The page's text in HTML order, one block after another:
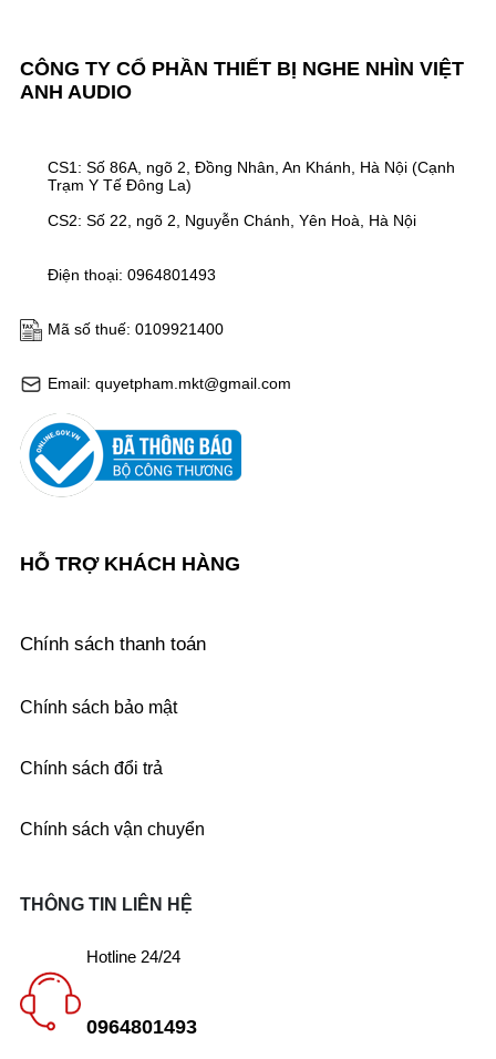
CÔNG TY CỔ PHẦN THIẾT BỊ NGHE NHÌN VIỆT
ANH AUDIO
Email: quyetpham.mkt@gmail.com
Mã số thuế: 0109921400
Điện thoại: 0964801493
CS1: Số 86A, ngõ 2, Đồng Nhân, An Khánh, Hà Nội (Cạnh
Trạm Y Tế Đông La)
CS2: Số 22, ngõ 2, Nguyễn Chánh, Yên Hoà, Hà Nội
HỖ TRỢ KHÁCH HÀNG
Chính sách thanh toán
Chính sách bảo mật
Chính sách đổi trả
Chính sách vận chuyển
THÔNG TIN LIÊN HỆ
Hotline 24/24
0964801493